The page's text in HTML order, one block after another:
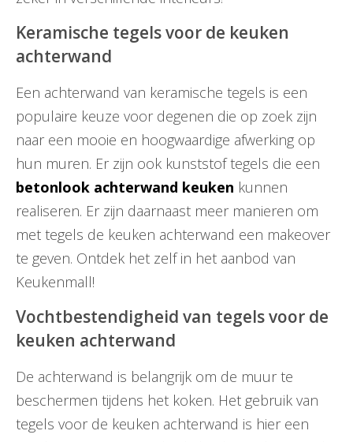
Keramische tegels voor de keuken
achterwand
Een achterwand van keramische tegels is een
populaire keuze voor degenen die op zoek zijn
naar een mooie en hoogwaardige afwerking op
hun muren. Er zijn ook kunststof tegels die een
betonlook achterwand keuken kunnen
realiseren. Er zijn daarnaast meer manieren om
met tegels de keuken achterwand een makeover
te geven. Ontdek het zelf in het aanbod van
Keukenmall!
Vochtbestendigheid van tegels voor de
keuken achterwand
De achterwand is belangrijk om de muur te
beschermen tijdens het koken. Het gebruik van
tegels voor de keuken achterwand is hier een